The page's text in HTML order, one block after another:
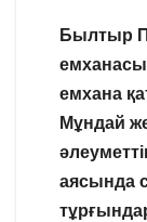
Былтыр
емханасы
емхана
Мұндай
аясында